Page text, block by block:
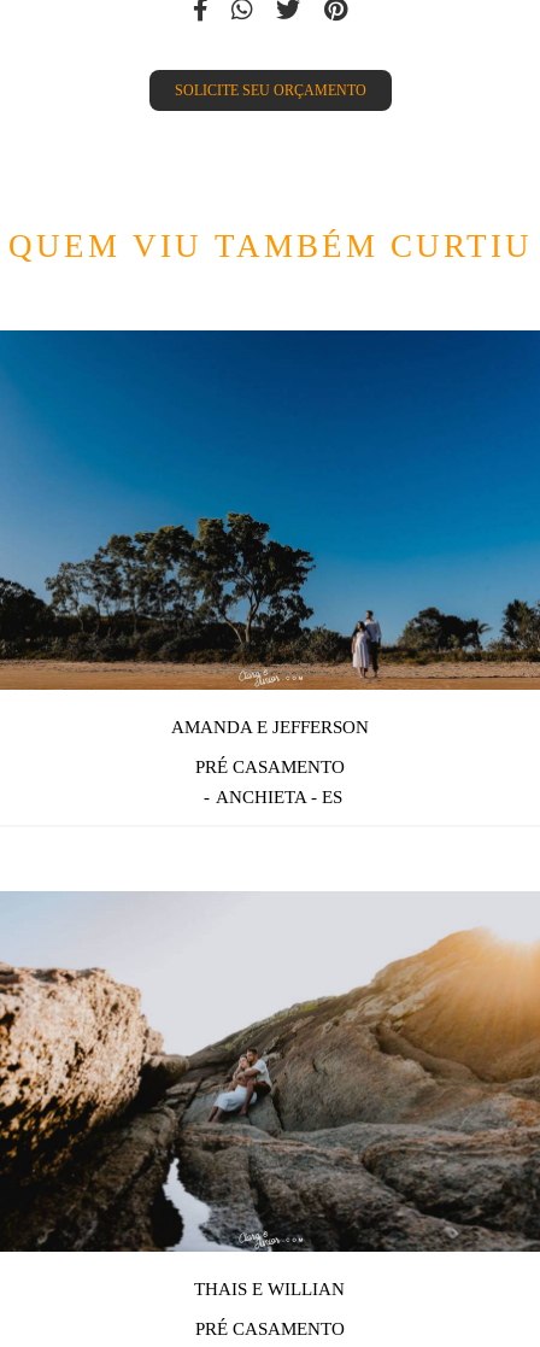
SOLICITE SEU ORÇAMENTO
QUEM VIU TAMBÉM CURTIU
AMANDA E JEFFERSON
PRÉ CASAMENTO
ANCHIETA - ES
THAIS E WILLIAN
PRÉ CASAMENTO